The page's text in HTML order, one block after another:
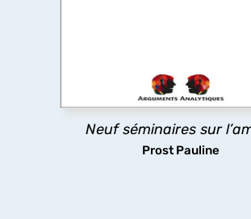
Neuf séminaires sur
Prost Pauline
mythologie, le théâtre, la
découvrir